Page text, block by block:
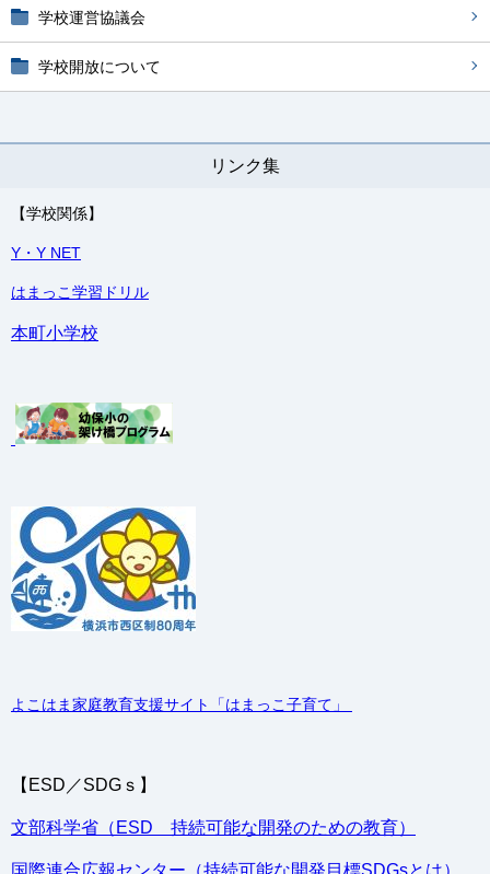
学校運営協議会
学校開放について
リンク集
【学校関係】
Y・Y NET
はまっこ学習ドリル
本町小学校
よこはま家庭教育支援サイト「はまっこ子育て」
【ESD／SDGｓ】
文部科学省（ESD 持続可能な開発のための教育）
国際連合広報センター（持続可能な開発目標SDGsとは）